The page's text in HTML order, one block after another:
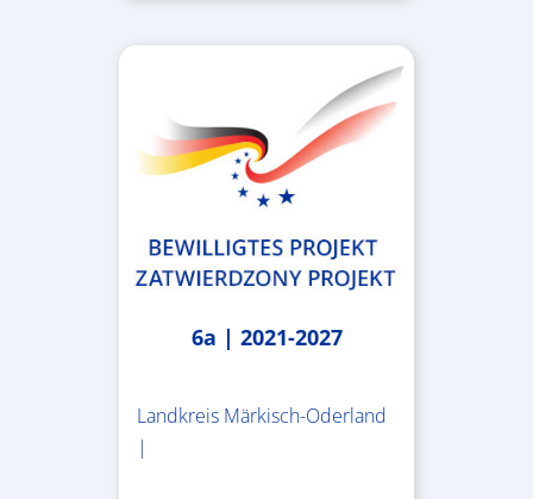
6a | 2021-2027
Landkreis Märkisch-Oderland
|